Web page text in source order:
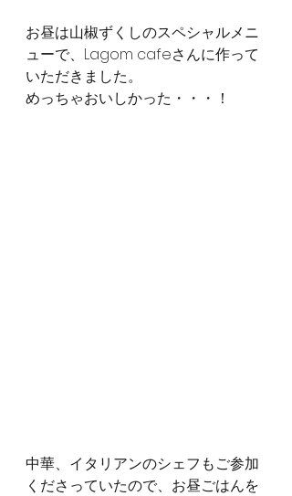
お昼は山椒ずくしのスペシャルメニ
ューで、Lagom cafeさんに作って
いただきました。
めっちゃおいしかった・・・！
中華、イタリアンのシェフもご参加
くださっていたので、お昼ごはんを